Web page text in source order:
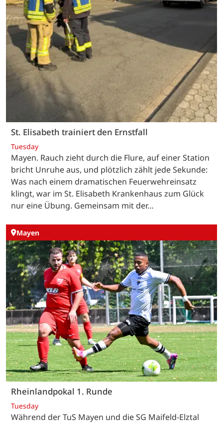
St. Elisabeth trainiert den Ernstfall
Tuesday
Mayen. Rauch zieht durch die Flure, auf einer Station
bricht Unruhe aus, und plötzlich zählt jede Sekunde:
Was nach einem dramatischen Feuerwehreinsatz
klingt, war im St. Elisabeth Krankenhaus zum Glück
nur eine Übung. Gemeinsam mit der…
Mayen
Rheinlandpokal 1. Runde
Tuesday
Während der TuS Mayen und die SG Maifeld-Elztal